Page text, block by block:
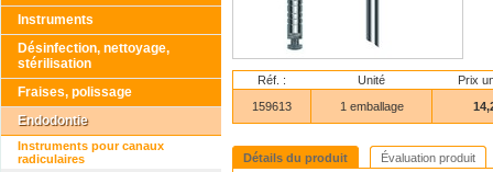
Instruments
Désinfection, nettoyage,
stérilisation
Fraises, polissage
Endodontie
Instruments pour canaux
radiculaires
Réf. : Unité
Prix
159613
1 emballage
Détails du produit Évaluation produit